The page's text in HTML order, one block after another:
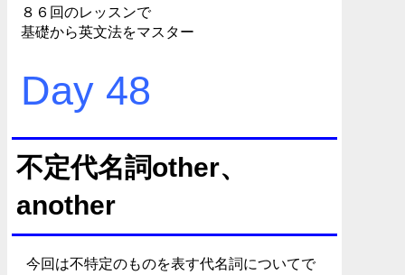
８６回のレッスンで
基礎から英文法をマスター
Day 48
不定代名詞other、
another
今回は不特定のものを表す代名詞についてで